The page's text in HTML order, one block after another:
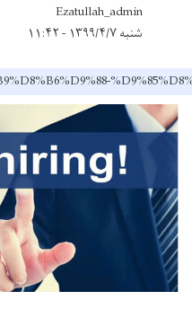
Ezatullah_admin
شنبه ۱۳۹۹/۴/۷ - ۱۱:۴۲